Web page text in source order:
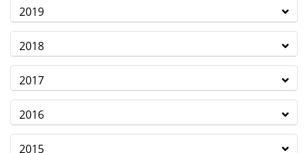
2019
2018
2017
2016
2015